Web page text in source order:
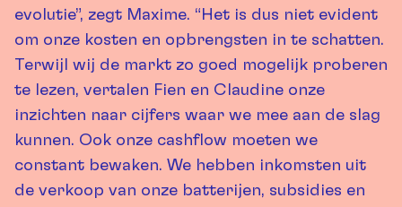
evolutie”, zegt Maxime. “Het is dus niet evident
om onze kosten en opbrengsten in te schatten.
Terwijl wij de markt zo goed mogelijk proberen
te lezen, vertalen Fien en Claudine onze
inzichten naar cijfers waar we mee aan de slag
kunnen. Ook onze cashflow moeten we
constant bewaken. We hebben inkomsten uit
de verkoop van onze batterijen, subsidies en